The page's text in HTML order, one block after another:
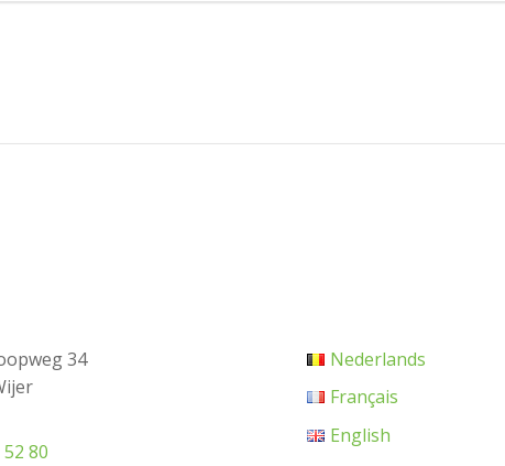
34
80
Nederlands
Français
English